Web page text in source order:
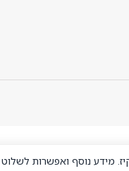
מידע נוסף ואפשרות